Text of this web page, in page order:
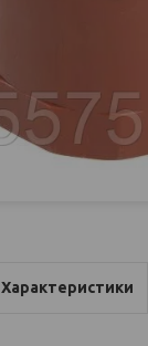
Характеристики